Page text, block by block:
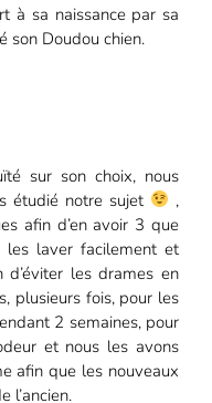
à sa naissance par sa
son Doudou chien.
sur son choix, nous
étudié notre sujet
,
afin d’en avoir 3 que
les laver facilement et
les drames en
plusieurs fois, pour les
2 semaines, pour
et nous les avons
afin que les nouveaux
l’ancien.